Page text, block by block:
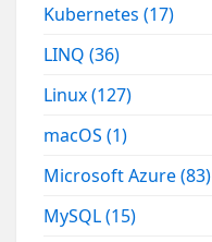
Kubernetes(17)
LINQ(36)
Linux(127)
macOS(1)
Microsoft Azure(83)
MySQL(15)